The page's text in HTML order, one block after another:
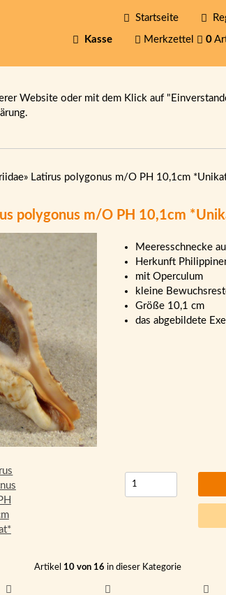
Startseite
Kasse Merkzettel 0
Website oder mit dem Klick auf
» Latirus polygonus m/O PH 10,1cm
polygonus m/O PH 10,1cm
Meeresschnecke
Herkunft
mit Operculum
kleine
Größe 10,1 cm
das abgebildete
Artikel 10 von 16 in dieser Kategorie